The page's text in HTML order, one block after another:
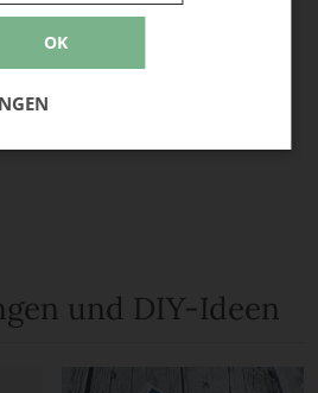
und DIY-Ideen
OK